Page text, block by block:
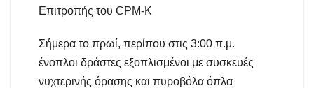
Επιτροπής του CPM-K
Σήμερα το πρωί, περίπου στις 3:00 π.μ.
ένοπλοι δράστες εξοπλισμένοι με συσκευές
νυχτερινής όρασης και πυροβόλα όπλα